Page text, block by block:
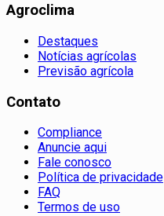
Agroclima
Destaques
Notícias agrícolas
Previsão agrícola
Contato
Compliance
Anuncie aqui
Fale conosco
Política de privacidade
FAQ
Termos de uso